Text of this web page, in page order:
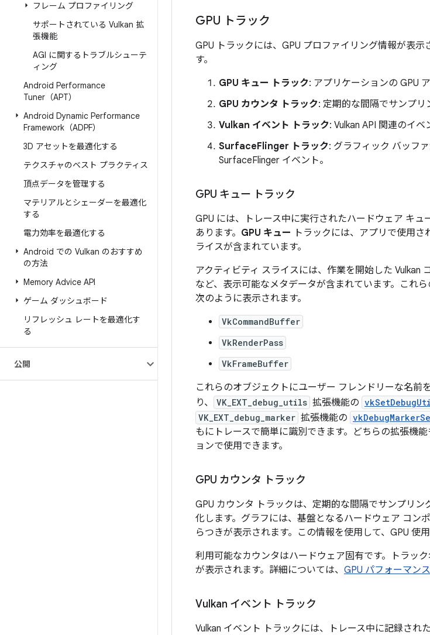
フレーム プロファイリング
サポートされている Vulkan 拡
張機能
AGI に関するトラブルシューテ
ィング
Android Performance
Tuner（APT）
Android Dynamic Performance
Framework（ADPF）
3D アセットを最適化する
テクスチャのベスト プラクティス
頂点データを管理する
マテリアルとシェーダーを最適化
する
電力効率を最適化する
Android での Vulkan のおすすめ
の方法
Memory Advice API
ゲーム ダッシュボード
リフレッシュ レートを最適化す
る
公開
GPU トラック
GPU トラックには、GPU プロファイリング情報が表
す。
GPU キュー トラック: アプリケーションの GPU
GPU カウンタ トラック: 定期的な間隔でサンプリ
Vulkan イベント トラック: Vulkan API 関連のイベ
SurfaceFlinger トラック: グラフィック バッフ
SurfaceFlinger イベント。
GPU キュー トラック
GPU には、トレース中に実行されたハードウェア キュ
あります。 GPU キュー トラックには、アプリで使用
ライスが含まれています。
アクティビティ スライスには、作業を開始した Vulkan
など、表示可能なメタデータが含まれています。これ
次のように表示されます。
VkCommandBuffer
VkRenderPass
VkFrameBuffer
これらのオブジェクトにユーザー フレンドリーな名前
り、
VK_EXT_debug_utils 拡張機能の
VK_EXT_debug_marker 拡張機能の
もにトレースで簡単に識別できます。どちらの拡張機
ョンで使用できます。
GPU カウンタ トラック
GPU カウンタ トラックは、定期的な間隔でサンプリ
化します。グラフには、基盤となるハードウェア コン
らつきが表示されます。この情報を使用して、GPU 使
利用可能なカウンタはハードウェア固有です。トラッ
が表示されます。詳細については、 GPU パフォーマン
Vulkan イベント トラック
Vulkan イベント トラックには、トレース中に記録され